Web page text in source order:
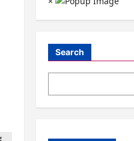
Search